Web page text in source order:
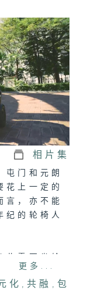
相片集
屯门和元朗
花上一定的
言，亦不能
纪的轮椅人
境，帮助屯
维修轮椅，
更多...
化 ,共融 , 包